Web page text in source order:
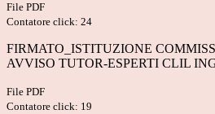
File PDF
Contatore click: 24
FIRMATO_ISTITUZIONE
AVVISO TUTOR-ESPERTI CLIL
File PDF
Contatore click: 19